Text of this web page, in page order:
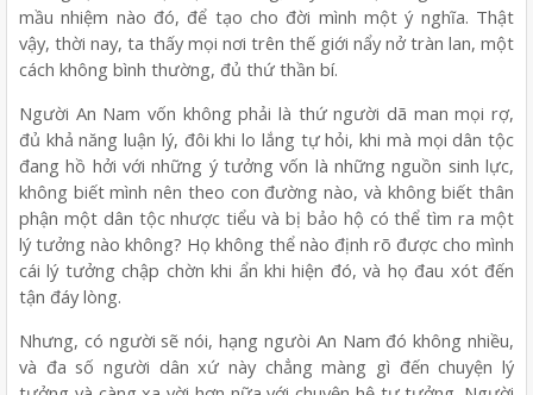
mầu nhiệm nào đó, để tạo cho đời mình một ý nghĩa. Thật
vậy, thời nay, ta thấy mọi nơi trên thế giới nẩy nở tràn lan, một
cách không bình thường, đủ thứ thần bí.
Người An Nam vốn không phải là thứ người dã man mọi rợ,
đủ khả năng luận lý, đôi khi lo lắng tự hỏi, khi mà mọi dân tộc
đang hồ hởi với những ý tưởng vốn là những nguồn sinh lực,
không biết mình nên theo con đường nào, và không biết thân
phận một dân tộc nhược tiểu và bị bảo hộ có thể tìm ra một
lý tưởng nào không? Họ không thể nào định rõ được cho mình
cái lý tưởng chập chờn khi ẩn khi hiện đó, và họ đau xót đến
tận đáy lòng.
Nhưng, có người sẽ nói, hạng ngưòi An Nam đó không nhiều,
và đa số người dân xứ này chẳng màng gì đến chuyện lý